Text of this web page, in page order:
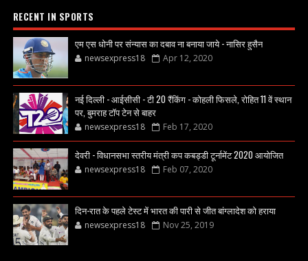
RECENT IN SPORTS
एम एस धोनी पर संन्यास का दबाव ना बनाया जाये - नासिर हुसैन
newsexpress18 Apr 12, 2020
नई दिल्ली - आईसीसी - टी 20 रैंकिंग - कोहली फिसले, रोहित 11 वें स्थान
पर, बुमराह टॉप टेन से बाहर
newsexpress18 Feb 17, 2020
देवरी - विधानसभा स्तरीय मंत्री कप कबड्डी टूर्नामेंट 2020 आयोजित
newsexpress18 Feb 07, 2020
दिन-रात के पहले टेस्ट में भारत की पारी से जीत बांग्लादेश को हराया
newsexpress18 Nov 25, 2019